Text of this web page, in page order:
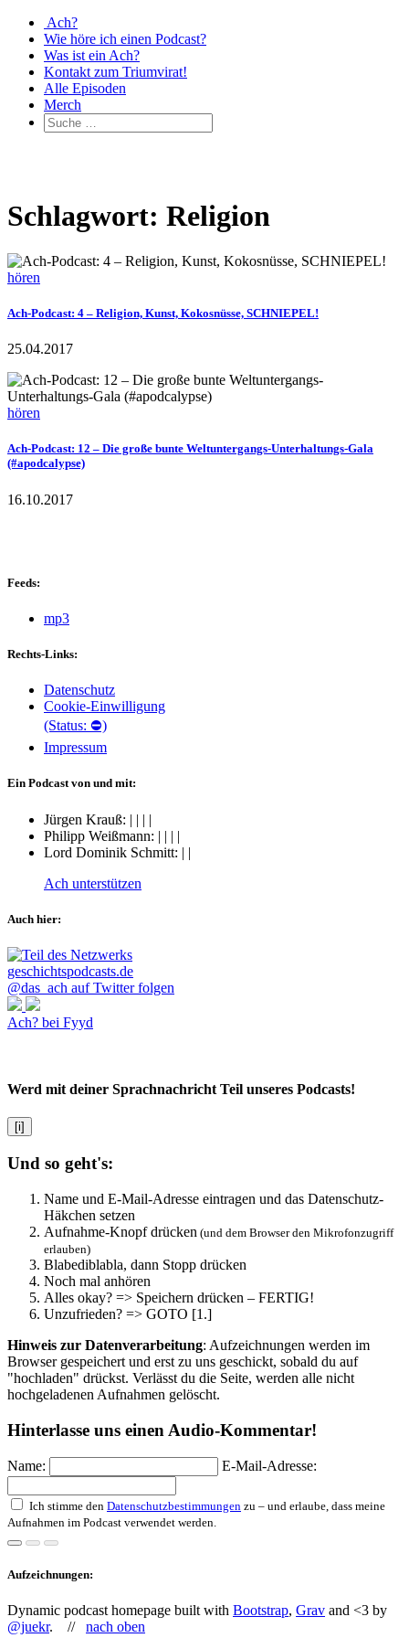
Ach?
Wie höre ich einen Podcast?
Was ist ein Ach?
Kontakt zum Triumvirat!
Alle Episoden
Merch
Schlagwort: Religion
hören
Ach-Podcast: 4 – Religion, Kunst, Kokosnüsse, SCHNIEPEL!
25.04.2017
hören
Ach-Podcast: 12 – Die große bunte Weltuntergangs-Unterhaltungs-Gala
(#apodcalypse)
16.10.2017
Feeds:
mp3
Rechts-Links:
Datenschutz
Cookie-Einwilligung
(Status: ⛔)
Impressum
Ein Podcast von und mit:
Jürgen Krauß: | | | |
Philipp Weißmann: | | | |
Lord Dominik Schmitt: | |
Ach unterstützen
Auch hier:
@das_ach auf Twitter folgen
Ach? bei Fyyd
Werd mit deiner Sprachnachricht Teil unseres Podcasts!
[i]
Und so geht's:
Name und E-Mail-Adresse eintragen und das Datenschutz-
Häkchen setzen
Aufnahme-Knopf drücken (und dem Browser den Mikrofonzugriff
erlauben)
Blabediblabla, dann Stopp drücken
Noch mal anhören
Alles okay? => Speichern drücken – FERTIG!
Unzufrieden? => GOTO [1.]
Hinweis zur Datenverarbeitung: Aufzeichnungen werden im
Browser gespeichert und erst zu uns geschickt, sobald du auf
"hochladen" drückst. Verlässt du die Seite, werden alle nicht
hochgeladenen Aufnahmen gelöscht.
Hinterlasse uns einen Audio-Kommentar!
Name: E-Mail-Adresse:
Ich stimme den Datenschutzbestimmungen zu – und erlaube, dass meine
Aufnahmen im Podcast verwendet werden.
Aufzeichnungen:
Dynamic podcast homepage built with Bootstrap, Grav and <3 by
@juekr. // nach oben